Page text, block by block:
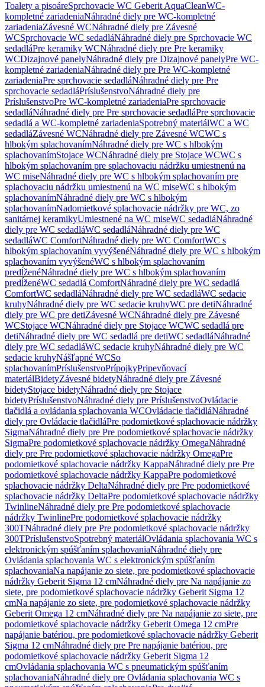
Toalety a pisoáreSprchovacie WC Geberit AquaCleanWC-
kompletné zariadeniaNáhradné diely pre WC-kompletné
zariadeniaZávesné WCNáhradné diely pre Závesné
WCSprchovacie WC sedadláNáhradné diely pre Sprchovacie WC
sedadláPre keramiky WCNáhradné diely pre Pre keramiky
WCDizajnové panelyNáhradné diely pre Dizajnové panelyPre WC-
kompletné zariadeniaNáhradné diely pre Pre WC-kompletné
zariadeniaPre sprchovacie sedadláNáhradné diely pre Pre
sprchovacie sedadláPríslušenstvoNáhradné diely pre
PríslušenstvoPre WC-kompletné zariadeniaPre sprchovacie
sedadláNáhradné diely pre Pre sprchovacie sedadláPre sprchovacie
sedadlá a WC-kompletné zariadeniaSpotrebný materiálWC a WC
sedadláZávesné WCNáhradné diely pre Závesné WCWC s
hlbokým splachovanímNáhradné diely pre WC s hlbokým
splachovanímStojace WCNáhradné diely pre Stojace WCWC s
hlbokým splachovaním pre splachovaciu nádržku umiestnenú na
WC miseNáhradné diely pre WC s hlbokým splachovaním pre
splachovaciu nádržku umiestnenú na WC miseWC s hlbokým
splachovanímNáhradné diely pre WC s hlbokým
splachovanímNadomietkové splachovacie nádržky pre WC, zo
sanitárnej keramikyUmiestnené na WC miseWC sedadláNáhradné
diely pre WC sedadláWC sedadláNáhradné diely pre WC
sedadláWC ComfortNáhradné diely pre WC ComfortWC s
hlbokým splachovaním vyvýšenéNáhradné diely pre WC s hlbokým
splachovaním vyvýšenéWC s hlbokým splachovaním
predĺženéNáhradné diely pre WC s hlbokým splachovaním
predĺženéWC sedadlá ComfortNáhradné diely pre WC sedadlá
ComfortWC sedadláNáhradné diely pre WC sedadláWC sedacie
kruhyNáhradné diely pre WC sedacie kruhyWC pre detiNáhradné
diely pre WC pre detiZávesné WCNáhradné diely pre Závesné
WCStojace WCNáhradné diely pre Stojace WCWC sedadlá pre
detiNáhradné diely pre WC sedadlá pre detiWC sedadláNáhradné
diely pre WC sedadláWC sedacie kruhyNáhradné diely pre WC
sedacie kruhyNášľapné WCSo
splachovanímPríslušenstvoPrípojkyPripevňovací
materiálBidetyZávesné bidetyNáhradné diely pre Závesné
bidetyStojace bidetyNáhradné diely pre Stojace
bidetyPríslušenstvoNáhradné diely pre PríslušenstvoOvládacie
tlačidlá a ovládania splachovania WCOvládacie tlačidláNáhradné
diely pre Ovládacie tlačidláPre podomietkové splachovacie nádržky
SigmaNáhradné diely pre Pre podomietkové splachovacie nádržky
SigmaPre podomietkové splachovacie nádržky OmegaNáhradné
diely pre Pre podomietkové splachovacie nádržky OmegaPre
podomietkové splachovacie nádržky KappaNáhradné diely pre Pre
podomietkové splachovacie nádržky KappaPre podomietkové
splachovacie nádržky DeltaNáhradné diely pre Pre podomietkové
splachovacie nádržky DeltaPre podomietkové splachovacie nádržky
TwinlineNáhradné diely pre Pre podomietkové splachovacie
nádržky TwinlinePre podomietkové splachovacie nádržky
300TNáhradné diely pre Pre podomietkové splachovacie nádržky
300TPríslušenstvoSpotrebný materiálOvládania splachovania WC s
elektronickým spúšťaním splachovaniaNáhradné diely pre
Ovládania splachovania WC s elektronickým spúšťaním
splachovaniaNa napájanie zo siete, pre podomietkové splachovacie
nádržky Geberit Sigma 12 cmNáhradné diely pre Na napájanie zo
siete, pre podomietkové splachovacie nádržky Geberit Sigma 12
cmNa napájanie zo siete, pre podomietkové splachovacie nádržky
Geberit Omega 12 cmNáhradné diely pre Na napájanie zo siete, pre
podomietkové splachovacie nádržky Geberit Omega 12 cmPre
napájanie batériou, pre podomietkové splachovacie nádržky Geberit
Sigma 12 cmNáhradné diely pre Pre napájanie batériou, pre
podomietkové splachovacie nádržky Geberit Sigma 12
cmOvládania splachovania WC s pneumatickým spúšťaním
splachovaniaNáhradné diely pre Ovládania splachovania WC s